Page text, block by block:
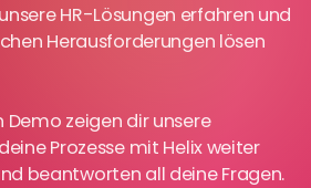
HR-Lösungen erfahren und
Herausforderungen lösen
Demo zeigen dir unsere
Prozesse mit Helix weiter
beantworten all deine Fragen.